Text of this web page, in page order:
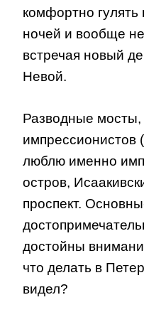
комфортно
ночей и вообще
встречая новый
Невой.
Разводные
импрессионистов
люблю именно
остров,
проспект.
достойны
что делать в
видел?